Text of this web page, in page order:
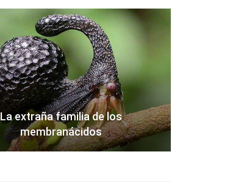
La extraña familia de los
membranácidos